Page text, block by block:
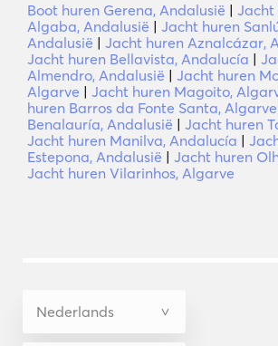
Boot huren Gerena, Andalusië | Jacht
Algaba, Andalusië | Jacht huren
Andalusië | Jacht huren Aznalcázar,
Jacht huren Bellavista, Andalucía |
Almendro, Andalusië | Jacht huren
Algarve | Jacht huren Magoito,
huren Barros da Fonte Santa, Algarve
Benalauría, Andalusië | Jacht huren
Jacht huren Manilva, Andalucía |
Estepona, Andalusië | Jacht huren
Jacht huren Vilarinhos, Algarve